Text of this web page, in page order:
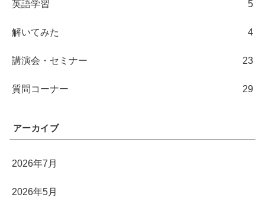
英語学習 5
解いてみた 4
講演会・セミナー 23
質問コーナー 29
アーカイブ
2026年7月
2026年5月